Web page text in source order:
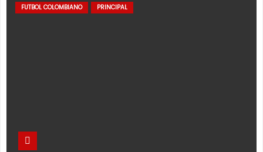
FUTBOL COLOMBIANO PRINCIPAL